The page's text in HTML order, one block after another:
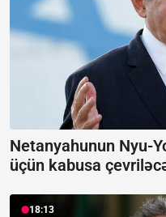
Netanyahunun Nyu-
üçün kabusa
18:13